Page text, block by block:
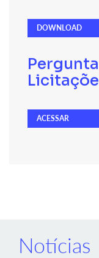
DOWNLOAD
ACESSAR
Notícias